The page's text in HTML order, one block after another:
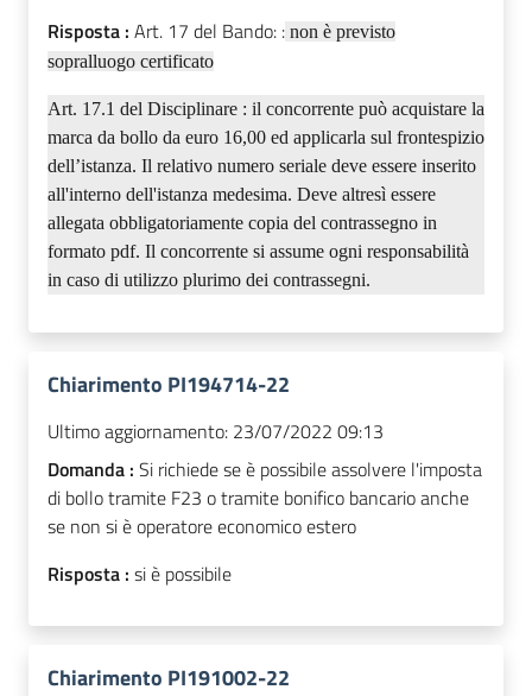
Risposta : Art. 17 del Bando: : non è previsto
sopralluogo certificato
Art. 17.1 del Disciplinare : il concorrente può acquistare la
marca da bollo da euro 16,00 ed applicarla sul frontespizio
dell’istanza. Il relativo numero seriale deve essere inserito
all'interno dell'istanza medesima. Deve altresì essere
allegata obbligatoriamente copia del contrassegno in
formato pdf. Il concorrente si assume ogni responsabilità
in caso di utilizzo plurimo dei contrassegni.
Chiarimento PI194714-22
Ultimo aggiornamento: 23/07/2022 09:13
Domanda : Si richiede se è possibile assolvere l'imposta
di bollo tramite F23 o tramite bonifico bancario anche
se non si è operatore economico estero
Risposta : si è possibile
Chiarimento PI191002-22